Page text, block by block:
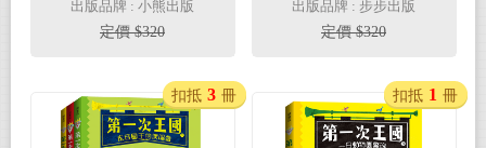
出版品牌 : 小熊出版
定價 $320
出版品牌 : 步步出版
定價 $320
扣抵 3 冊 扣抵 1 冊